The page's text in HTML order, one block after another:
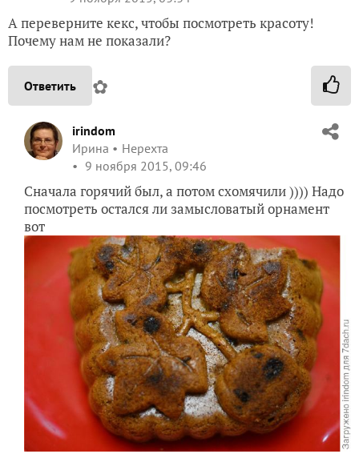
А переверните кекс, чтобы посмотреть красоту!
Почему нам не показали?
Ответить ✿
irindom
Ирина
Нерехта
9 ноября 2015, 09:46
Сначала горячий был, а потом схомячили )))) Надо
посмотреть остался ли замысловатый орнамент
вот